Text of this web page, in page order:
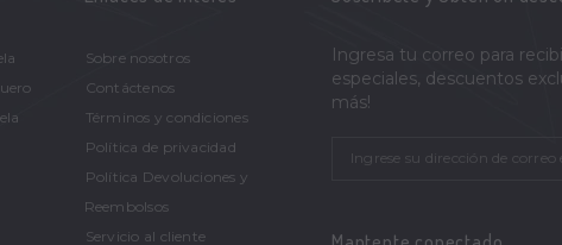
Sobre nosotros
Contáctenos
Términos y condiciones
Política de privacidad
Política Devoluciones y
Reembolsos
Servicio al cliente
Ingresa tu correo para
especiales, descuentos
más!